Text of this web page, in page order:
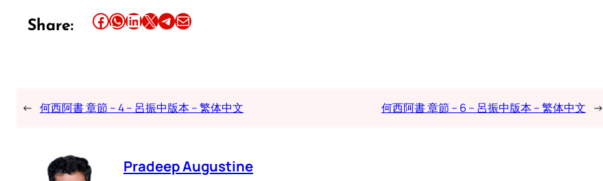
Share: Share this article on Facebook Share this article on WhatsApp Share this article on LinkedIn Share this article on X Share this article on TelegramEmail this Article
← 何西阿書 章節 – 4 – 呂振中版本 – 繁体中文 何西阿書 章節 – 6 – 呂振中版本 – 繁体中文 →
Pradeep Augustine